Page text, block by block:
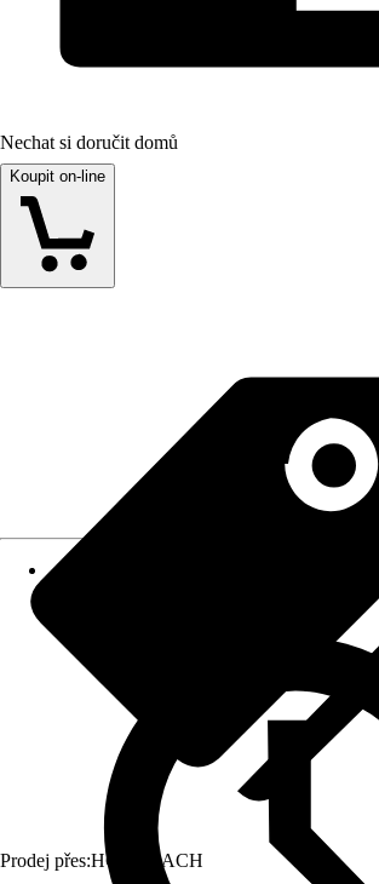
Nechat si doručit domů
Koupit on-line
Prodej přes:HORNBACH